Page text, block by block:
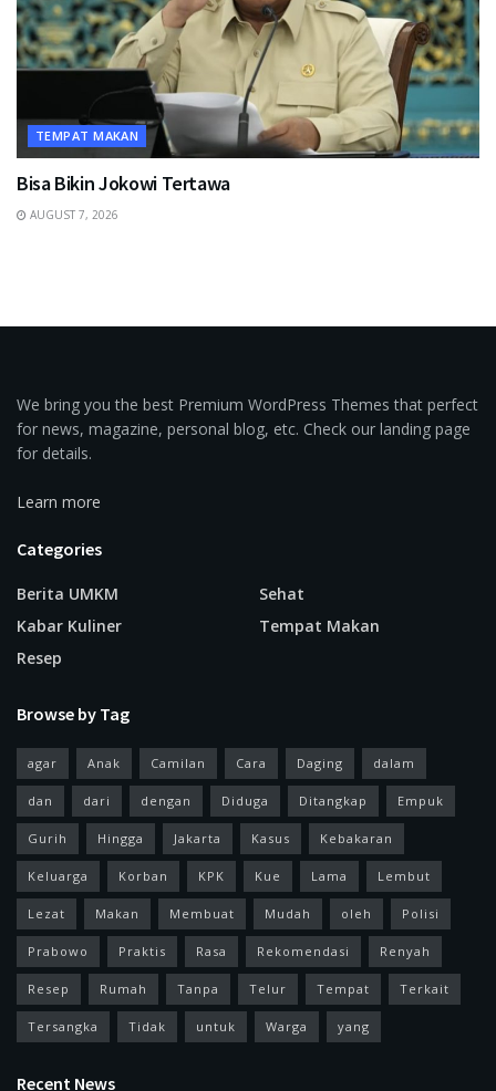
TEMPAT MAKAN
Bisa Bikin Jokowi Tertawa
AUGUST 7, 2026
We bring you the best Premium WordPress Themes that perfect
for news, magazine, personal blog, etc. Check our landing page
for details.
Learn more
Categories
Berita UMKM
Kabar Kuliner
Resep
Sehat
Tempat Makan
Browse by Tag
agar Anak Camilan Cara Daging dalam
dan dari dengan Diduga Ditangkap Empuk
Gurih Hingga Jakarta Kasus Kebakaran
Keluarga Korban KPK Kue Lama Lembut
Lezat Makan Membuat Mudah oleh Polisi
Prabowo Praktis Rasa Rekomendasi Renyah
Resep Rumah Tanpa Telur Tempat Terkait
Tersangka Tidak untuk Warga yang
Recent News